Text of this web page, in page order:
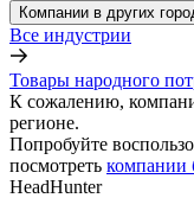
Компании в других
Все индустрии
Товары народного
К сожалению,
регионе.
Попробуйте
посмотреть компании
HeadHunter